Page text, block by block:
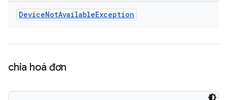
DeviceNotAvailableException
chia hoá đơn